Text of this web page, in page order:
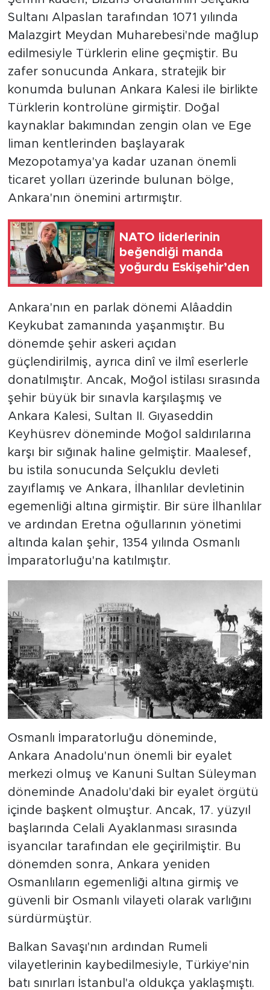
Sultanı Alpaslan tarafından 1071 yılında
Malazgirt Meydan Muharebesi'nde mağlup
edilmesiyle Türklerin eline geçmiştir. Bu
zafer sonucunda Ankara, stratejik bir
konumda bulunan Ankara Kalesi ile birlikte
Türklerin kontrolüne girmiştir. Doğal
kaynaklar bakımından zengin olan ve Ege
liman kentlerinden başlayarak
Mezopotamya'ya kadar uzanan önemli
ticaret yolları üzerinde bulunan bölge,
Ankara'nın önemini artırmıştır.
NATO liderlerinin
beğendiği manda
yoğurdu Eskişehir’den
Ankara'nın en parlak dönemi Alâaddin
Keykubat zamanında yaşanmıştır. Bu
dönemde şehir askeri açıdan
güçlendirilmiş, ayrıca dinî ve ilmî eserlerle
donatılmıştır. Ancak, Moğol istilası sırasında
şehir büyük bir sınavla karşılaşmış ve
Ankara Kalesi, Sultan II. Gıyaseddin
Keyhüsrev döneminde Moğol saldırılarına
karşı bir sığınak haline gelmiştir. Maalesef,
bu istila sonucunda Selçuklu devleti
zayıflamış ve Ankara, İlhanlılar devletinin
egemenliği altına girmiştir. Bir süre İlhanlılar
ve ardından Eretna oğullarının yönetimi
altında kalan şehir, 1354 yılında Osmanlı
İmparatorluğu'na katılmıştır.
Osmanlı İmparatorluğu döneminde,
Ankara Anadolu'nun önemli bir eyalet
merkezi olmuş ve Kanuni Sultan Süleyman
döneminde Anadolu'daki bir eyalet örgütü
içinde başkent olmuştur. Ancak, 17. yüzyıl
başlarında Celali Ayaklanması sırasında
isyancılar tarafından ele geçirilmiştir. Bu
dönemden sonra, Ankara yeniden
Osmanlıların egemenliği altına girmiş ve
güvenli bir Osmanlı vilayeti olarak varlığını
sürdürmüştür.
Balkan Savaşı'nın ardından Rumeli
vilayetlerinin kaybedilmesiyle, Türkiye'nin
batı sınırları İstanbul'a oldukça yaklaşmıştı.